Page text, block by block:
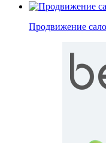
Продвижение